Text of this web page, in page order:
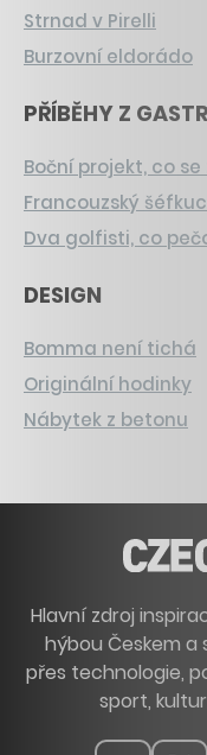
Strnad v Pirelli
Burzovní eldorádo
PŘÍBĚHY Z
Boční projekt, co
Francouzský
Dva golfisti, co
DESIGN
Bomma není tichá
Originální hodinky
Nábytek z betonu
Hlavní zdroj
hýbou Českem
přes technologie,
sport,